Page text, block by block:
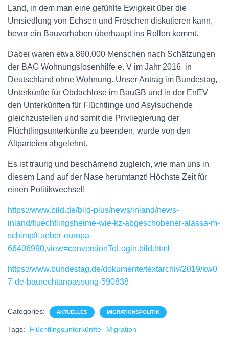
Land, in dem man eine gefühlte Ewigkeit über die
Umsiedlung von Echsen und Fröschen diskutieren kann,
bevor ein Bauvorhaben überhaupt ins Rollen kommt.
Dabei waren etwa 860.000 Menschen nach Schätzungen
der BAG Wohnungslosenhilfe e. V im Jahr 2016 in
Deutschland ohne Wohnung. Unser Antrag im Bundestag,
Unterkünfte für Obdachlose im BauGB und in der EnEV
den Unterkünften für Flüchtlinge und Asylsuchende
gleichzustellen und somit die Privilegierung der
Flüchtlingsunterkünfte zu beenden, wurde von den
Altparteien abgelehnt.
Es ist traurig und beschämend zugleich, wie man uns in
diesem Land auf der Nase herumtanzt! Höchste Zeit für
einen Politikwechsel!
https://www.bild.de/bild-plus/news/inland/news-
inland/fluechtlingsheime-wie-kz-abgeschobener-alassa-m-
schimpft-ueber-europa-
66406990,view=conversionToLogin.bild.html
https://www.bundestag.de/dokumente/textarchiv/2019/kw0
7-de-baurechtanpassung-590838
Categories: AKTUELLES MIGRATIONSPOLITIK
Tags: Flüchtlingsunterkünfte Migration